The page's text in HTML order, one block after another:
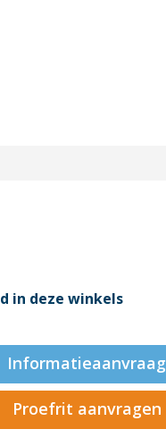
in deze winkels
Informatieaanvraag
Proefrit aanvragen